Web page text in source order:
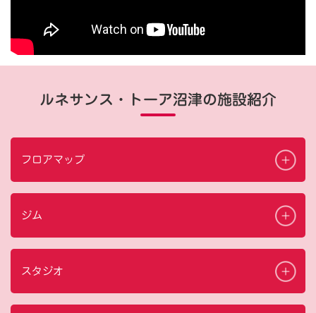
ルネサンス・トーア沼津の施設紹介
フロアマップ
ジム
スタジオ